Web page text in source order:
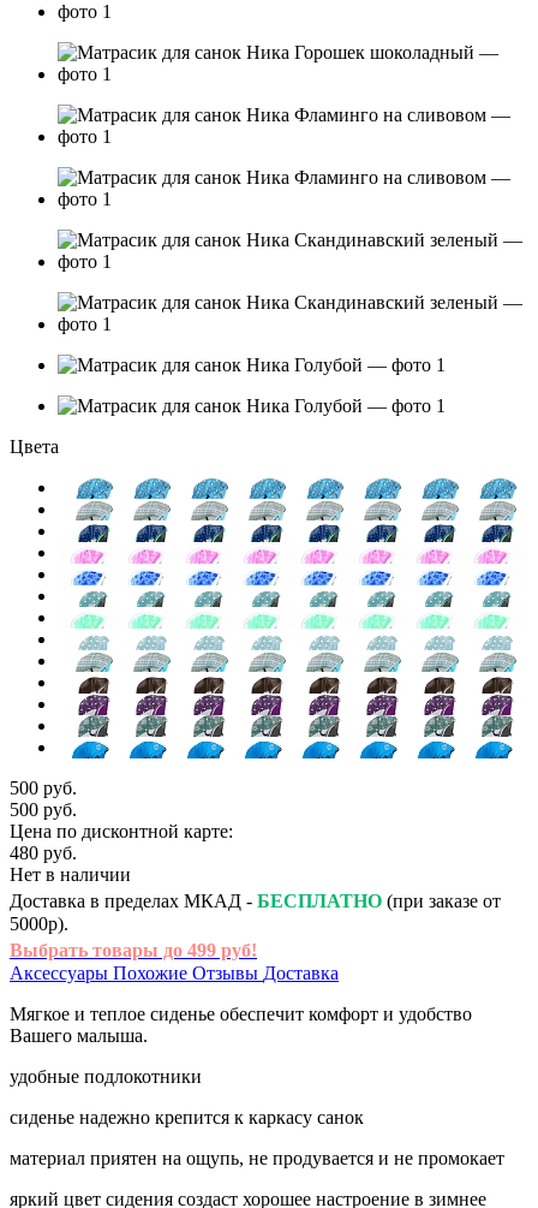
Цвета
500 руб.
500 руб.
Цена по дисконтной карте:
480 руб.
Нет в наличии
Доставка в пределах МКАД - БЕСПЛАТНО (при заказе от
5000р).
Выбрать товары до 499 руб!
Аксессуары Похожие Отзывы Доставка
Мягкое и теплое сиденье обеспечит комфорт и удобство
Вашего малыша.
удобные подлокотники
сиденье надежно крепится к каркасу санок
материал приятен на ощупь, не продувается и не промокает
яркий цвет сидения создаст хорошее настроение в зимнее